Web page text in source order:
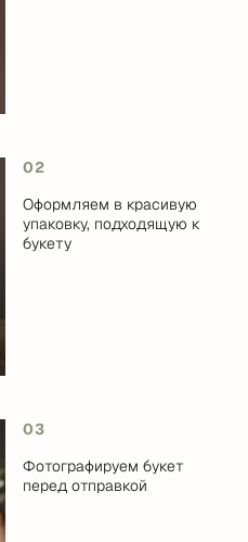
02
Оформляем в красивую
упаковку, подходящую к
букету
03
Фотографируем букет
перед отправкой